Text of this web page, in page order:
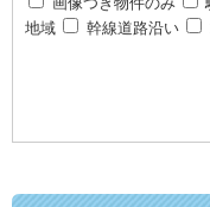
地域
幹線道路沿い